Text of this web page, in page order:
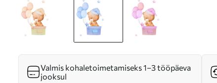
Valmis kohaletoimetamiseks 1–3 tööpäeva
jooksul